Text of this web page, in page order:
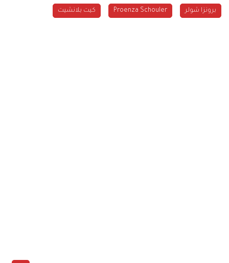
برونزا شولر Proenza Schouler كيت بلانشيت